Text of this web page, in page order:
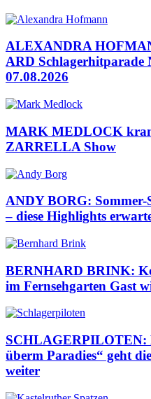
ALEXANDRA
ARD Schlagerhitparade
07.08.2026
MARK MEDLOCK
ZARRELLA Show
ANDY BORG: Sommer-
– diese Highlights
BERNHARD BRINK:
im Fernsehgarten Gast
SCHLAGERPILOTEN:
überm Paradies“ geht
weiter